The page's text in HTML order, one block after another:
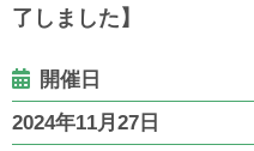
了しました】
開催日
2024年11月27日